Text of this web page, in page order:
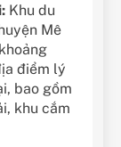
Khu du
Mê
điểm lý
bao gồm
khu cắm